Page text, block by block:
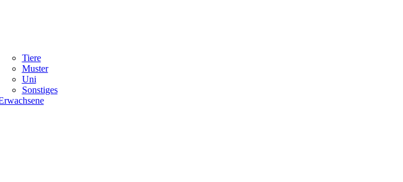
Tiere
Muster
Uni
Sonstiges